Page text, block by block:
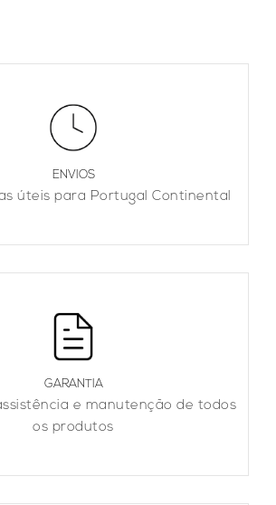
ENVIOS
úteis para Portugal Continental
GARANTIA
e manutenção de todos
os produtos